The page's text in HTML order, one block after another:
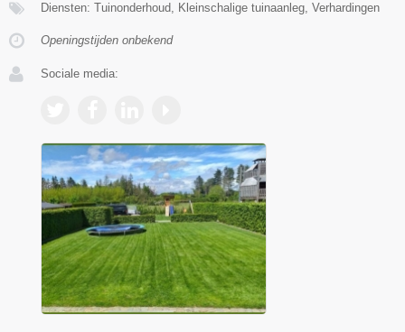
Diensten: Tuinonderhoud, Kleinschalige tuinaanleg, Verhardingen
Openingstijden onbekend
Sociale media: